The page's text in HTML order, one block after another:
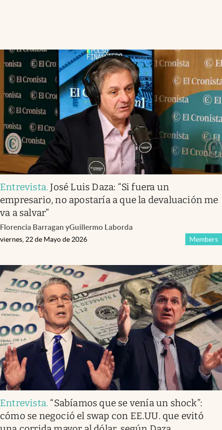
Entrevista.José Luis Daza: “Si fuera un
empresario, no apostaría a que la devaluación me
va a salvar”
Florencia Barragan yGuillermo Laborda
Members
viernes, 22 de Mayo de 2026
Entrevista.“Sabíamos que se venía un shock”:
cómo se negoció el swap con EE.UU. que evitó